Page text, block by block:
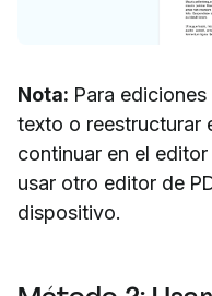
Nota: Para
texto o reestructurar
continuar en el
usar otro editor de
dispositivo.